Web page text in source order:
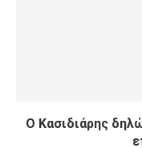
Ο Κασιδιάρης